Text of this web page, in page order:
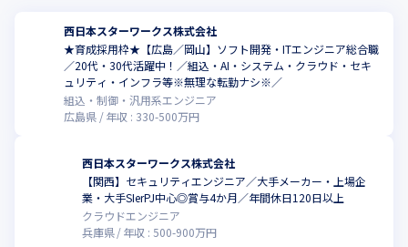
西日本スターワークス株式会社
★育成採用枠★【広島／岡山】ソフト開発・ITエンジニア総合職
／20代・30代活躍中！／組込・AI・システム・クラウド・セキ
ュリティ・インフラ等※無理な転勤ナシ※／
組込・制御・汎用系エンジニア
広島県
年収 : 330-500万円
西日本スターワークス株式会社
【関西】セキュリティエンジニア／大手メーカー・上場企
業・大手SIerPJ中心◎賞与4か月／年間休日120日以上
クラウドエンジニア
兵庫県
年収 :500-900万円